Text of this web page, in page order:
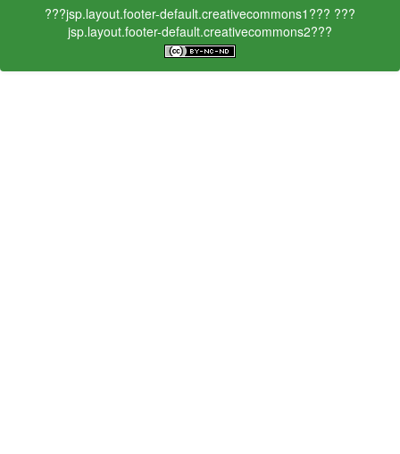
???jsp.layout.footer-default.creativecommons1??? ???
jsp.layout.footer-default.creativecommons2???